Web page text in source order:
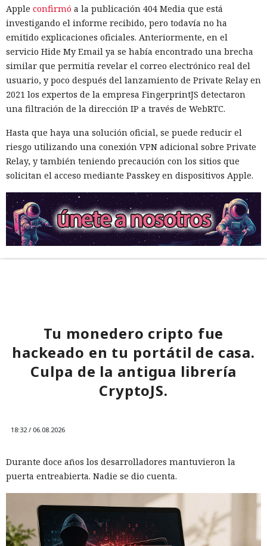
Apple confirmó a la publicación 404 Media que está
investigando el informe recibido, pero todavía no ha
emitido explicaciones oficiales. Anteriormente, en el
servicio Hide My Email ya se había encontrado una brecha
similar que permitía revelar el correo electrónico real del
usuario, y poco después del lanzamiento de Private Relay en
2021 los expertos de la empresa FingerprintJS detectaron
una filtración de la dirección IP a través de WebRTC.
Hasta que haya una solución oficial, se puede reducir el
riesgo utilizando una conexión VPN adicional sobre Private
Relay, y también teniendo precaución con los sitios que
solicitan el acceso mediante Passkey en dispositivos Apple.
Tu monedero cripto fue
hackeado en tu portátil de casa.
Culpa de la antigua librería
CryptoJS.
18:32 / 06.08.2026
Durante doce años los desarrolladores mantuvieron la
puerta entreabierta. Nadie se dio cuenta.